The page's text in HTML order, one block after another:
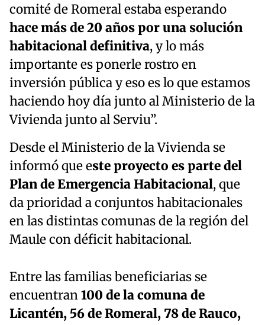
comité de Romeral estaba esperando
hace más de 20 años por una solución
habitacional definitiva, y lo más
importante es ponerle rostro en
inversión pública y eso es lo que estamos
haciendo hoy día junto al Ministerio de la
Vivienda junto al Serviu”.
Desde el Ministerio de la Vivienda se
informó que este proyecto es parte del
Plan de Emergencia Habitacional, que
da prioridad a conjuntos habitacionales
en las distintas comunas de la región del
Maule con déficit habitacional.
Entre las familias beneficiarias se
encuentran100 de la comuna de
Licantén, 56 de Romeral, 78 de Rauco,